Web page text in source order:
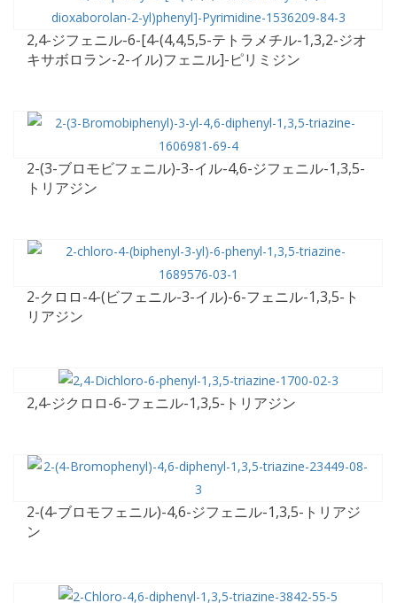
2,4-ジフェニル-6-[4-(4,4,5,5-テトラメチル-1,3,2-ジオ
キサボロラン-2-イル)フェニル]-ピリミジン
2-(3-ブロモビフェニル)-3-イル-4,6-ジフェニル-1,3,5-
トリアジン
2-クロロ-4-(ビフェニル-3-イル)-6-フェニル-1,3,5-ト
リアジン
2,4-ジクロロ-6-フェニル-1,3,5-トリアジン
2-(4-ブロモフェニル)-4,6-ジフェニル-1,3,5-トリアジ
ン